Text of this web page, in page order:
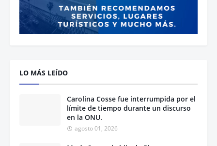
LO MÁS LEÍDO
Carolina Cosse fue interrumpida por el
límite de tiempo durante un discurso
en la ONU.
agosto 01, 2026